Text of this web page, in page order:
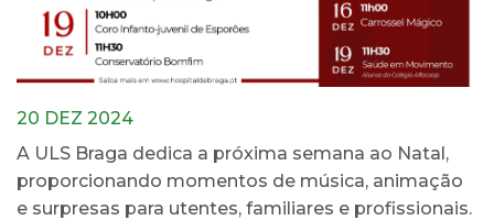
20 DEZ 2024
A ULS Braga dedica a próxima semana ao Natal,
proporcionando momentos de música, animação
e surpresas para utentes, familiares e profissionais.